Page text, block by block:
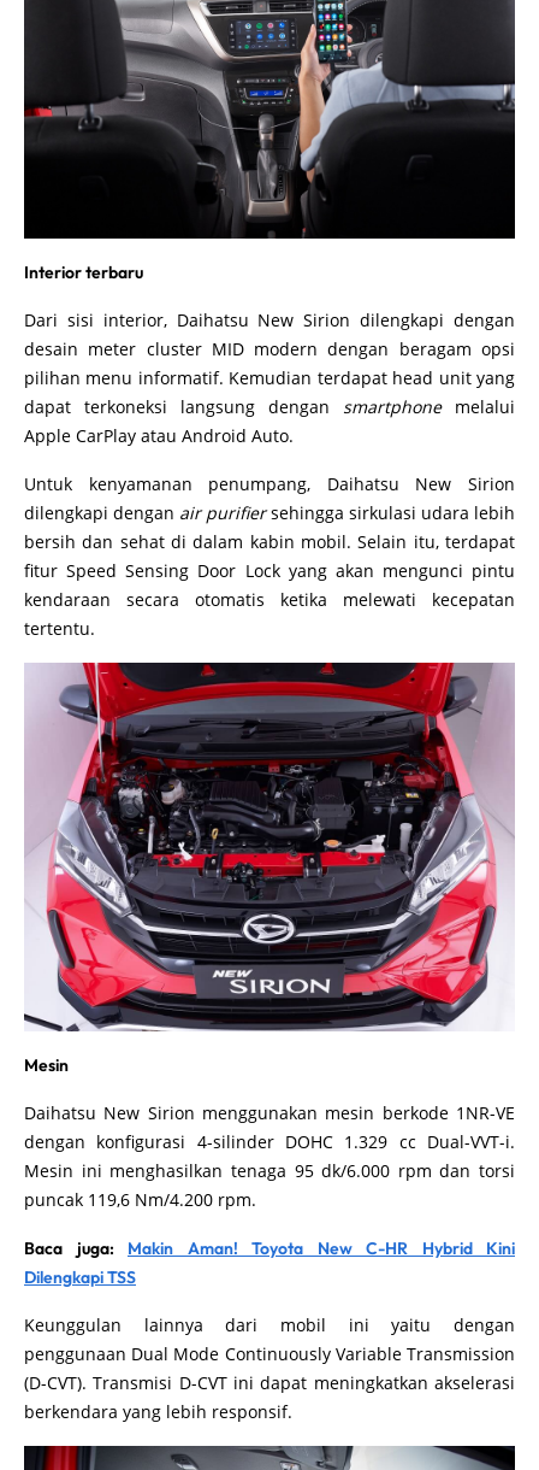
Interior terbaru
Dari sisi interior, Daihatsu New Sirion dilengkapi dengan
desain meter cluster MID modern dengan beragam opsi
pilihan menu informatif. Kemudian terdapat head unit yang
dapat terkoneksi langsung dengan smartphone melalui
Apple CarPlay atau Android Auto.
Untuk kenyamanan penumpang, Daihatsu New Sirion
dilengkapi dengan air purifiersehingga sirkulasi udara lebih
bersih dan sehat di dalam kabin mobil. Selain itu, terdapat
fitur Speed Sensing Door Lock yang akan mengunci pintu
kendaraan secara otomatis ketika melewati kecepatan
tertentu.
Mesin
Daihatsu New Sirion menggunakan mesin berkode 1NR-VE
dengan konfigurasi 4-silinder DOHC 1.329 cc Dual-VVT-i.
Mesin ini menghasilkan tenaga 95 dk/6.000 rpm dan torsi
puncak 119,6 Nm/4.200 rpm.
Baca juga: Makin Aman! Toyota New C-HR Hybrid Kini
Dilengkapi TSS
Keunggulan lainnya dari mobil ini yaitu dengan
penggunaan Dual Mode Continuously Variable Transmission
(D-CVT). Transmisi D-CVT ini dapat meningkatkan akselerasi
berkendara yang lebih responsif.